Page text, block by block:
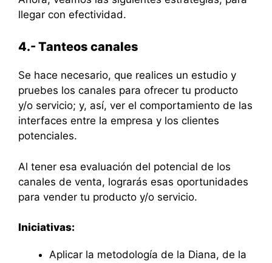
llegar con efectividad.
4.- Tanteos canales
Se hace necesario, que realices un estudio y
pruebes los canales para ofrecer tu producto
y/o servicio; y, así, ver el comportamiento de las
interfaces entre la empresa y los clientes
potenciales.
Al tener esa evaluación del potencial de los
canales de venta, lograrás esas oportunidades
para vender tu producto y/o servicio.
Iniciativas:
Aplicar la metodología de la Diana, de la